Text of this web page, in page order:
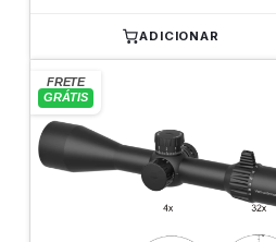
ADICIONAR